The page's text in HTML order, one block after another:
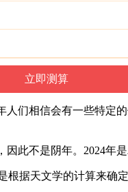
们相信会有一些特
此不是阴年。2024年
据天文学的计算来